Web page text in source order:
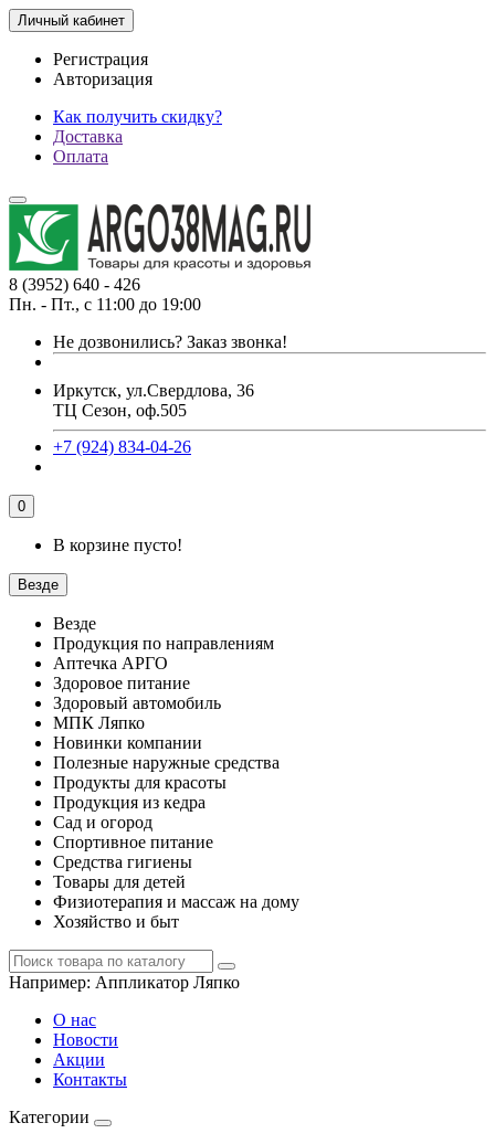
Личный кабинет
Регистрация
Авторизация
Как получить скидку?
Доставка
Оплата
8 (3952) 640 - 426
Пн. - Пт., с 11:00 до 19:00
Не дозвонились? Заказ звонка!
Иркутск, ул.Свердлова, 36
ТЦ Сезон, оф.505
+7 (924) 834-04-26
0
В корзине пусто!
Везде
Везде
Продукция по направлениям
Аптечка АРГО
Здоровое питание
Здоровый автомобиль
МПК Ляпко
Новинки компании
Полезные наружные средства
Продукты для красоты
Продукция из кедра
Сад и огород
Спортивное питание
Средства гигиены
Товары для детей
Физиотерапия и массаж на дому
Хозяйство и быт
Например: Аппликатор Ляпко
О нас
Новости
Акции
Контакты
Категории